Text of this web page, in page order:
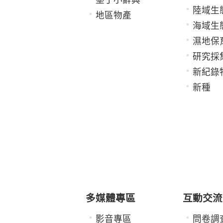
地區物產
陸域生
海域生
濕地保
研究採
新紀錄
新種
多媒體專區
影音專區
互動交流
問卷調